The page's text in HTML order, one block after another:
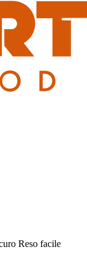
Reso facile